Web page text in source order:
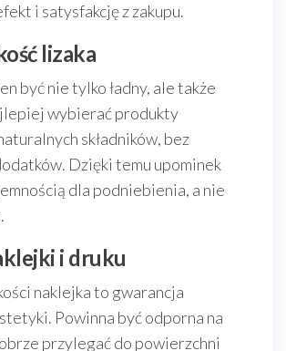
i satysfakcję z zakupu.
lizaka
być nie tylko ładny, ale także
wybierać produkty
składników, bez
Dzięki temu upominek
dla podniebienia, a nie
i druku
naklejka to gwarancja
Powinna być odporna na
przylegać do powierzchni